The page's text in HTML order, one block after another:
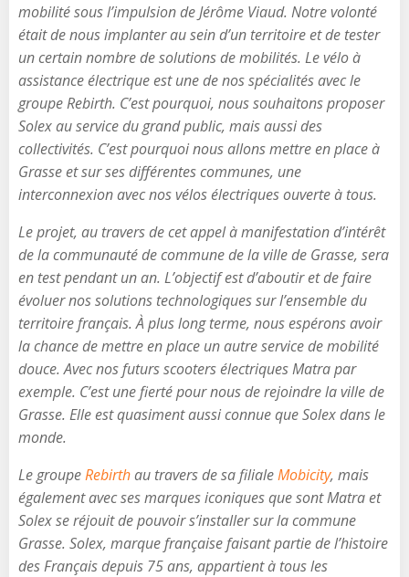
mobilité sous l’impulsion de Jérôme Viaud. Notre volonté
était de nous implanter au sein d’un territoire et de tester
un certain nombre de solutions de mobilités. Le vélo à
assistance électrique est une de nos spécialités avec le
groupe Rebirth. C’est pourquoi, nous souhaitons proposer
Solex au service du grand public, mais aussi des
collectivités. C’est pourquoi nous allons mettre en place à
Grasse et sur ses différentes communes, une
interconnexion avec nos vélos électriques ouverte à tous.
Le projet, au travers de cet appel à manifestation d’intérêt
de la communauté de commune de la ville de Grasse, sera
en test pendant un an. L’objectif est d’aboutir et de faire
évoluer nos solutions technologiques sur l’ensemble du
territoire français. À plus long terme, nous espérons avoir
la chance de mettre en place un autre service de mobilité
douce. Avec nos futurs scooters électriques Matra par
exemple. C’est une fierté pour nous de rejoindre la ville de
Grasse. Elle est quasiment aussi connue que Solex dans le
monde.
Le groupeRebirthau travers de sa filialeMobicity, mais
également avec ses marques iconiques que sont Matra et
Solex se réjouit de pouvoir s’installer sur la commune
Grasse. Solex, marque française faisant partie de l’histoire
des Français depuis 75 ans, appartient à tous les